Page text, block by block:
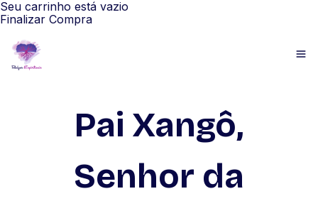
Seu carrinho está vazio
Finalizar Compra
Pai Xangô,
Senhor da